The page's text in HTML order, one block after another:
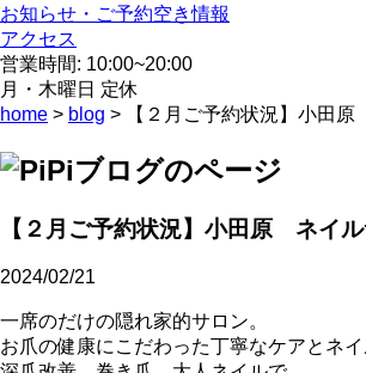
お知らせ・ご予約空き情報
アクセス
営業時間: 10:00~20:00
月・木曜日 定休
home > blog > 【２月ご予約状況】小田
【２月ご予約状況】小田原 ネイ
2024/02/21
一席のだけの隠れ家的サロン。
お爪の健康にこだわった丁寧なケアとネ